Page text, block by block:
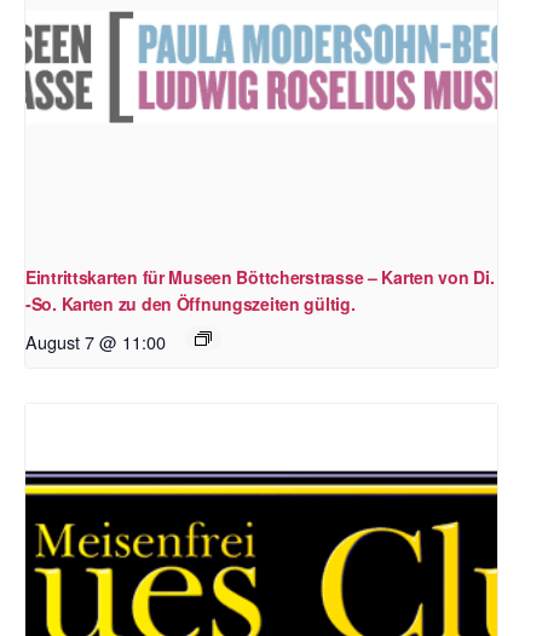
Eintrittskarten für Museen Böttcherstrasse – Karten von Di.
-So. Karten zu den Öffnungszeiten gültig.
August 7 @ 11:00